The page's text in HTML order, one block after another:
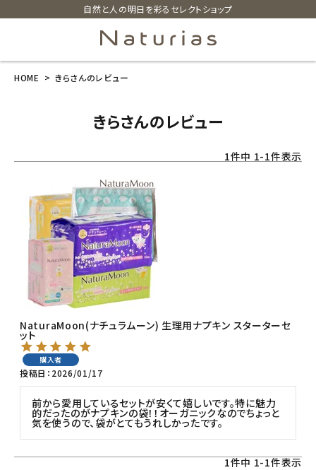
自然と人の明日を彩るセレクトショップ
カテゴリーから探す
美容・コスメ・香水
衛生用品
フェムケア
インナー・下着・ナイトウェア
キッズ・ベビー・マタニティ
キッチン用品
HOME きらさんのレビュー
きらさんのレビュー
1件中 1-1件表示
NaturaMoon(ナチュラムーン) 生理用ナプキン スターターセ
ット
購入者
投稿日 2026/01/17
前から愛用しているセットが安くて嬉しいです。特に魅力
的だったのがナプキンの袋！！オーガニックなのでちょっと
気を使うので、袋がとてもうれしかったです。
1件中 1-1件表示